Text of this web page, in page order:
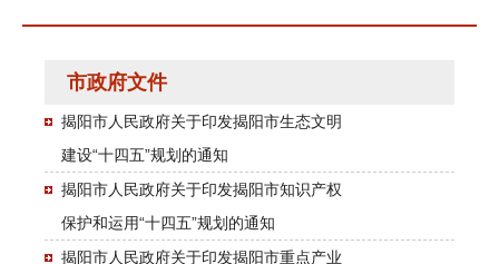
市政府文件
揭阳市人民政府关于印发揭阳市生态文明
建设“十四五”规划的通知
揭阳市人民政府关于印发揭阳市知识产权
保护和运用“十四五”规划的通知
揭阳市人民政府关于印发揭阳市重点产业